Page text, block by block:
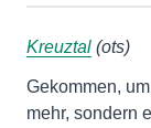
Kreuztal (ots)
Gekommen,
mehr, sondern